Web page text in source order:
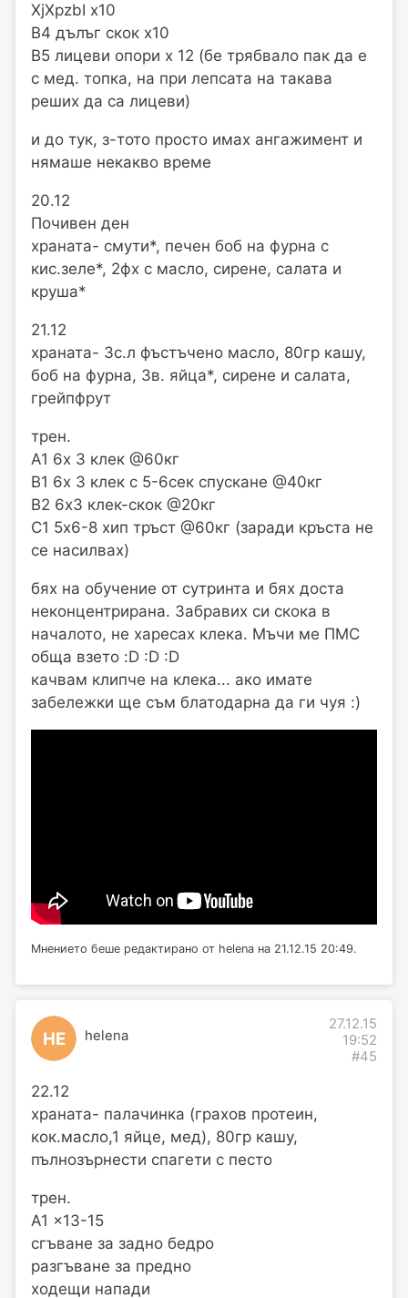
XjXpzbI х10
B4 дълъг скок х10
В5 лицеви опори х 12 (бе трябвало пак да е
с мед. топка, на при лепсата на такава
реших да са лицеви)
и до тук, з-тото просто имах ангажимент и
нямаше некакво време
20.12
Почивен ден
храната- смути*, печен боб на фурна с
кис.зеле*, 2фх с масло, сирене, салата и
круша*
21.12
храната- 3с.л фъстъчено масло, 80гр кашу,
боб на фурна, 3в. яйца*, сирене и салата,
грейпфрут
трен.
А1 6х 3 клек @60кг
В1 6х 3 клек с 5-6сек спускане @40кг
В2 6х3 клек-скок @20кг
С1 5х6-8 хип тръст @60кг (заради кръста не
се насилвах)
бях на обучение от сутринта и бях доста
неконцентрирана. Забравих си скока в
началото, не харесах клека. Мъчи ме ПМС
обща взето :D :D :D
качвам клипче на клека... ако имате
забележки ще съм блатодарна да ги чуя :)
Мнението беше редактирано от helena на 21.12.15 20:49.
HE helena
27.12.15
19:52
#45
22.12
храната- палачинка (грахов протеин,
кок.масло,1 яйце, мед), 80гр кашу,
пълнозърнести спагети с песто
трен.
A1 x13-15
сгъване за задно бедро
разгъване за предно
ходещи напади